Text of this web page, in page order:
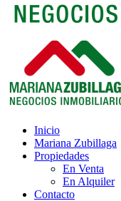
Inicio
Mariana Zubillaga
Propiedades
En Venta
En Alquiler
Contacto